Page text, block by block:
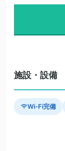
施設・設備
Wi-Fi完備